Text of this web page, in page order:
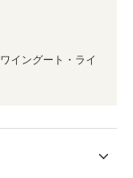
イングート・ライ